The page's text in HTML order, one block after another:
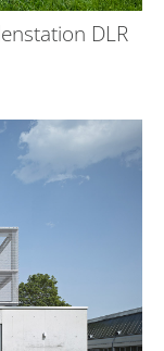
DLR